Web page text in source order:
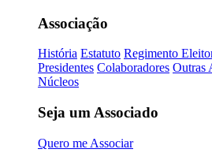
Associação
História Estatuto Regimento
Presidentes Colaboradores Outras
Núcleos
Seja um Associado
Quero me Associar